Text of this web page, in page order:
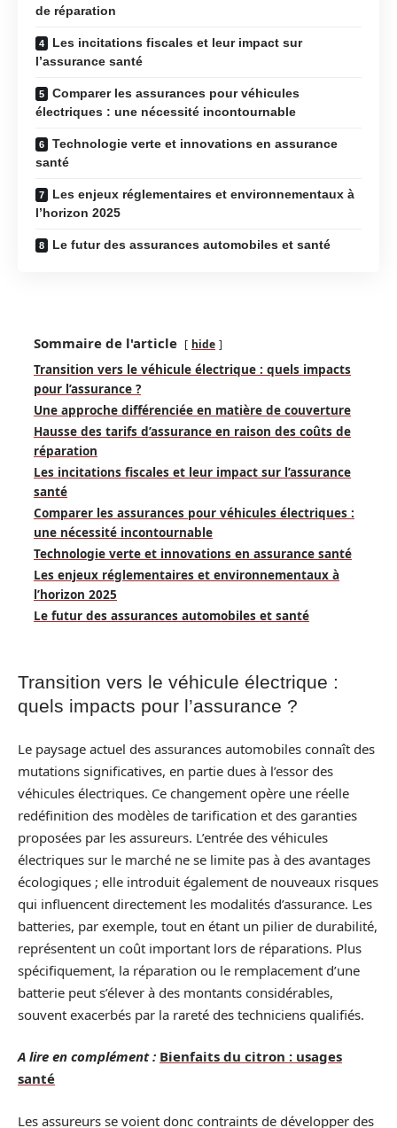
de réparation
Les incitations fiscales et leur impact sur
l’assurance santé
Comparer les assurances pour véhicules
électriques : une nécessité incontournable
Technologie verte et innovations en assurance
santé
Les enjeux réglementaires et environnementaux à
l’horizon 2025
Le futur des assurances automobiles et santé
Sommaire de l'article hide
Transition vers le véhicule électrique : quels impacts
pour l’assurance ?
Une approche différenciée en matière de couverture
Hausse des tarifs d’assurance en raison des coûts de
réparation
Les incitations fiscales et leur impact sur l’assurance
santé
Comparer les assurances pour véhicules électriques :
une nécessité incontournable
Technologie verte et innovations en assurance santé
Les enjeux réglementaires et environnementaux à
l’horizon 2025
Le futur des assurances automobiles et santé
Transition vers le véhicule électrique :
quels impacts pour l’assurance ?
Le paysage actuel des assurances automobiles connaît des
mutations significatives, en partie dues à l’essor des
véhicules électriques. Ce changement opère une réelle
redéfinition des modèles de tarification et des garanties
proposées par les assureurs. L’entrée des véhicules
électriques sur le marché ne se limite pas à des avantages
écologiques ; elle introduit également de nouveaux risques
qui influencent directement les modalités d’assurance. Les
batteries, par exemple, tout en étant un pilier de durabilité,
représentent un coût important lors de réparations. Plus
spécifiquement, la réparation ou le remplacement d’une
batterie peut s’élever à des montants considérables,
souvent exacerbés par la rareté des techniciens qualifiés.
A lire en complément : Bienfaits du citron : usages
santé
Les assureurs se voient donc contraints de développer des